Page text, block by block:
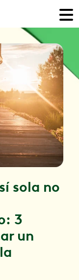
sola no
3
un